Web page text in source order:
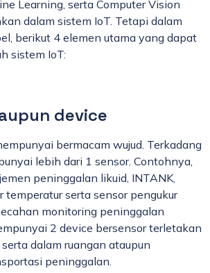
Learning, serta Computer Vision
dalam sistem IoT. Tetapi dalam
berikut 4 elemen utama yang dapat
sistem IoT:
device
bermacam wujud. Terkadang
lebih dari 1 sensor. Contohnya,
peninggalan likuid, INTANK,
temperatur serta sensor pengukur
monitoring peninggalan
2 device bersensor terletakan
dalam ruangan ataupun
peninggalan.